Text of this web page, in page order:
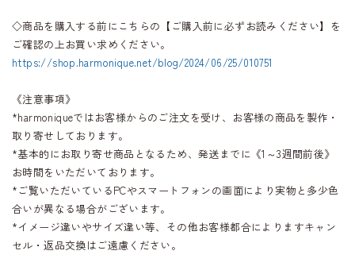
◇商品を購入する前にこちらの【ご購入前に必ずお読みください】を
ご確認の上お買い求めください。
https://shop.harmonique.net/blog/2024/06/25/010751
《注意事項》
*harmoniqueではお客様からのご注文を受け、お客様の商品を製作・
取り寄せしております。
*基本的にお取り寄せ商品となるため、発送までに《1～3週間前後》
お時間をいただいております。
*ご覧いただいているPCやスマートフォンの画面により実物と多少色
合いが異なる場合がございます。
*イメージ違いやサイズ違い等、その他お客様都合によりますキャン
セル・返品交換はご遠慮ください。